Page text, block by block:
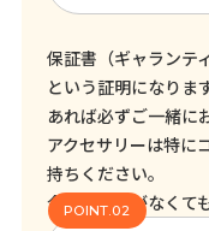
保証書（ギャランテ
という証明になります
あれば必ずご一緒に
アクセサリーは特に
持ちください。
今売る予定がなくて